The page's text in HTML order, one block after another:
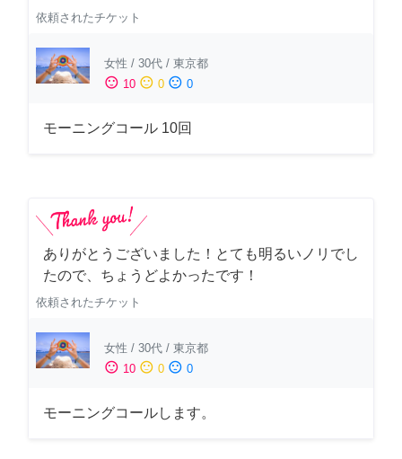
依頼されたチケット
女性 / 30代 / 東京都
sentiment_satisfied 10 sentiment_neutral 0 sentiment_dissatisfied 0
モーニングコール 10回
ありがとうございました！とても明るいノリでし
たので、ちょうどよかったです！
依頼されたチケット
女性 / 30代 / 東京都
sentiment_satisfied 10 sentiment_neutral 0 sentiment_dissatisfied 0
モーニングコールします。